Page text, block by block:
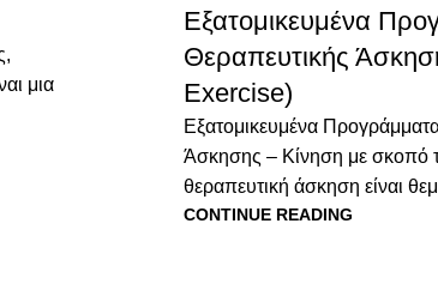
μια
Εξατομικευμένα
Θεραπευτικής
Exercise)
Εξατομικευμένα
Άσκησης – Κίνηση με σκοπό
θεραπευτική άσκηση είναι
CONTINUE READING